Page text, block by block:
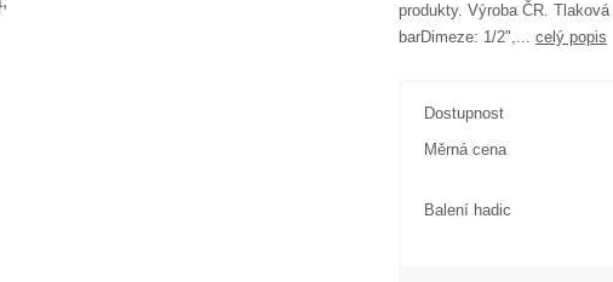
produkty. Výroba ČR.
barDimeze: 1/2",... celý popis
Dostupnost
Měrná cena
Balení hadic